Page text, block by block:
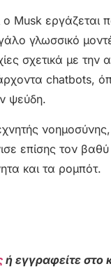
Musk εργάζεται
γλωσσικό
σχετικά με την
chatbots,
ψεύδη.
επίσης τον
και τα ρομπότ.
ή εγγραφείτε στο